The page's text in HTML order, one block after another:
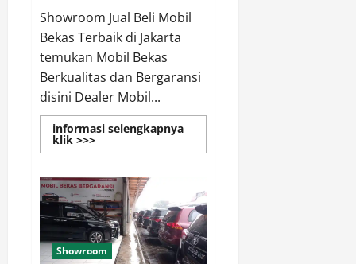
Showroom Jual Beli Mobil
Bekas Terbaik di Jakarta
temukan Mobil Bekas
Berkualitas dan Bergaransi
disini Dealer Mobil...
informasi selengkapnya
klik >>>Read
more
Jual
Beli
Mobil
Bekas
Terbaik
di
Jakarta
Showroom